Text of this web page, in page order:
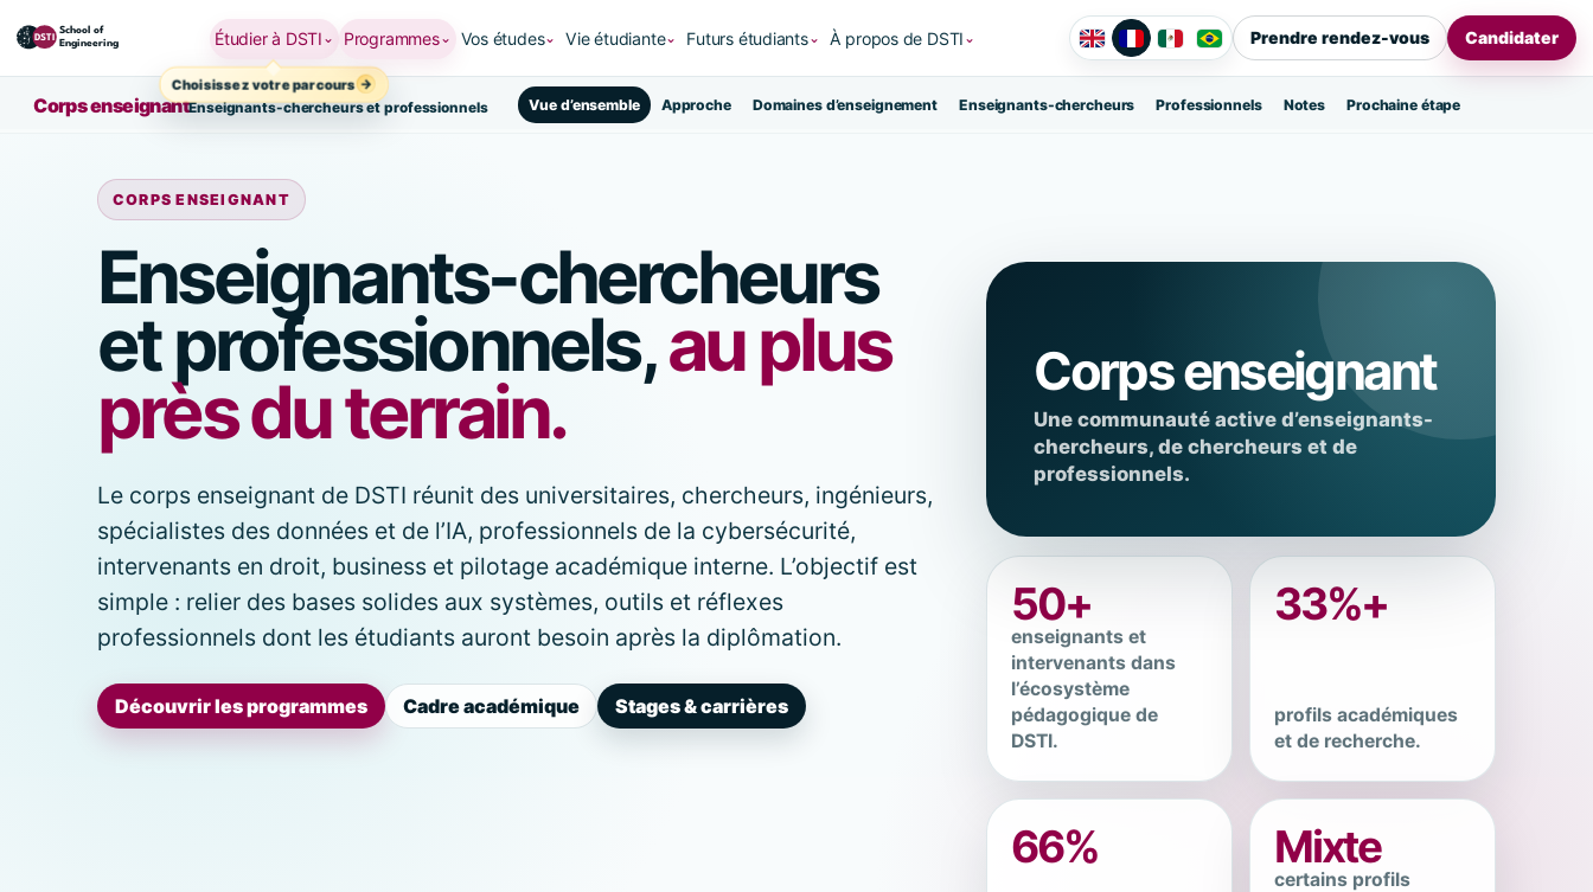
Étudier à DSTI ⌄
Choisissez votre parcours
Programmes⌄ Vos études⌄ Vie étudiante⌄ Futurs étudiants⌄ À propos de DSTI ⌄ Prendre rendez-vous Candidater
Corps enseignantEnseignants-chercheurs et professionnels Vue d’ensemble Approche Domaines d’enseignement Enseignants-chercheurs Professionnels Notes Prochaine étape
CORPS ENSEIGNANT
Enseignants-chercheurs
et professionnels,au plus
près du terrain.
Le corps enseignant de DSTI réunit des universitaires, chercheurs, ingénieurs,
spécialistes des données et de l’IA, professionnels de la cybersécurité,
intervenants en droit, business et pilotage académique interne. L’objectif est
simple : relier des bases solides aux systèmes, outils et réflexes
professionnels dont les étudiants auront besoin après la diplômation.
Découvrir les programmes Cadre académique Stages & carrières
Corps enseignant
Une communauté active d’enseignants-
chercheurs, de chercheurs et de
professionnels.
50+
enseignants et
intervenants dans
l’écosystème
pédagogique de
DSTI.
33%+
profils académiques
et de recherche.
66% Mixte
certains profils